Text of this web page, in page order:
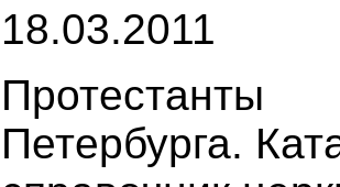
18.03.2011
Протестанты
Петербурга.